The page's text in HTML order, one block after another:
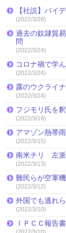
【社説】バイ
(2022/3/28)
過去の奴隷貿
問
(2022/3/24)
コロナ禍で学
(2022/3/24)
露のウクライ
(2022/3/24)
フジモリ氏を
(2022/3/19)
アマゾン熱帯
(2022/3/15)
南米チリ 左派
(2022/3/13)
難民らが空軍
(2022/3/12)
外国でも逃れ
(2022/3/10)
ＩＰＣＣ報告